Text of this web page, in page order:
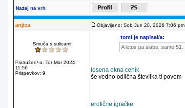
Nazaj na vrh
anjica Objavljeno: Sob Jun 20, 2026 7:06 pm
Smuča s sulicami
Pridružen/-a: Tor Mar 2024
11:56
Prispevkov: 9
tomi je napisal/a:
A letos pa slabo, samo 51.
lesena okna cenik
še vedno odlična številka ti povem
erotične igračke